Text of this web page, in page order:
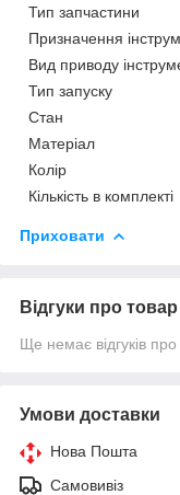
Тип запчастини
Призначення
Вид приводу
Тип запуску
Стан
Матеріал
Колір
Кількість в комплекті
Приховати
Відгуки про товар
Ще немає відгуків
Умови доставки
Нова Пошта
Самовивіз